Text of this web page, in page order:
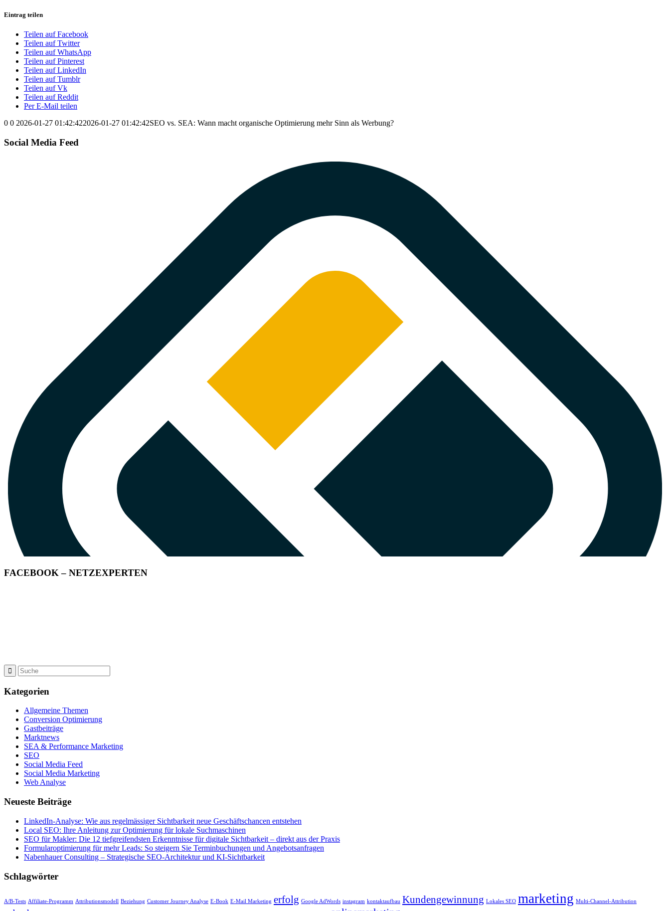
Eintrag teilen
Teilen auf Facebook
Teilen auf Twitter
Teilen auf WhatsApp
Teilen auf Pinterest
Teilen auf LinkedIn
Teilen auf Tumblr
Teilen auf Vk
Teilen auf Reddit
Per E-Mail teilen
0 0 2026-01-27 01:42:422026-01-27 01:42:42SEO vs. SEA: Wann macht organische Optimierung mehr Sinn als Werbung?
Social Media Feed
FACEBOOK – NETZEXPERTEN
Kategorien
Allgemeine Themen
Conversion Optimierung
Gastbeiträge
Marktnews
SEA & Performance Marketing
SEO
Social Media Feed
Social Media Marketing
Web Analyse
Neueste Beiträge
LinkedIn-Analyse: Wie aus regelmässiger Sichtbarkeit neue Geschäftschancen entstehen
Local SEO: Ihre Anleitung zur Optimierung für lokale Suchmaschinen
SEO für Makler: Die 12 tiefgreifendsten Erkenntnisse für digitale Sichtbarkeit – direkt aus der Praxis
Formularoptimierung für mehr Leads: So steigern Sie Terminbuchungen und Angebotsanfragen
Nabenhauer Consulting – Strategische SEO-Architektur und KI-Sichtbarkeit
Schlagwörter
A/B-Tests Affiliate-Programm Attributionsmodell Beziehung Customer Journey Analyse E-Book E-Mail Marketing erfolg Google AdWords instagram kontaktaufbau Kundengewinnung Lokales SEO marketing Multi-Channel-Attribution